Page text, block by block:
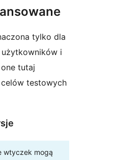
tylko dla
użytkowników i
tutaj
testowych
wtyczek mogą